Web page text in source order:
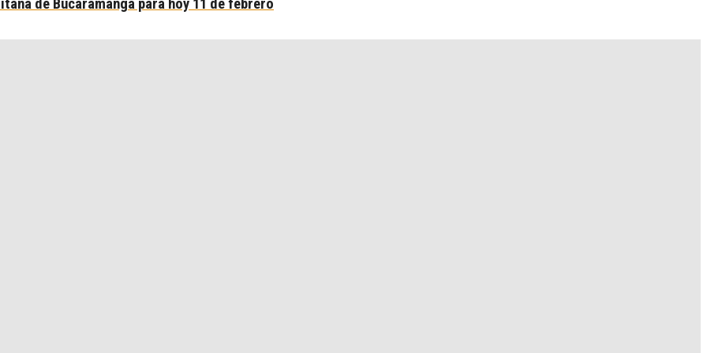
de Bucaramanga para hoy 11 de febrero